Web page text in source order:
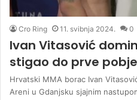
Cro Ring 11. svibnja 2024. 0
Ivan Vitasović
stigao do prve
Hrvatski MMA borac Ivan
Areni u Gdanjsku sjajnim